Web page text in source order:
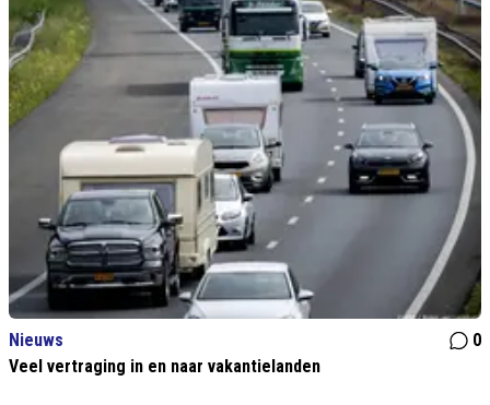
Nieuws
0
Veel vertraging in en naar vakantielanden